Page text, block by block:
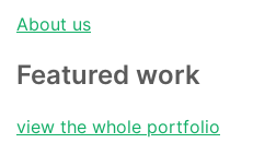
About us
Featured work
view the whole portfolio